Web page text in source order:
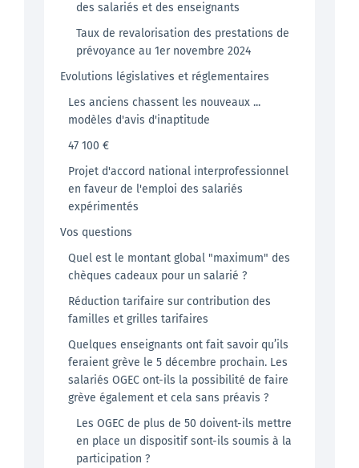
des salariés et des enseignants
Taux de revalorisation des prestations de
prévoyance au 1er novembre 2024
Evolutions législatives et réglementaires
Les anciens chassent les nouveaux ...
modèles d'avis d'inaptitude
47 100 €
Projet d'accord national interprofessionnel
en faveur de l'emploi des salariés
expérimentés
Vos questions
Quel est le montant global "maximum" des
chèques cadeaux pour un salarié ?
Réduction tarifaire sur contribution des
familles et grilles tarifaires
Quelques enseignants ont fait savoir qu’ils
feraient grève le 5 décembre prochain. Les
salariés OGEC ont-ils la possibilité de faire
grève également et cela sans préavis ?
Les OGEC de plus de 50 doivent-ils mettre
en place un dispositif sont-ils soumis à la
participation ?